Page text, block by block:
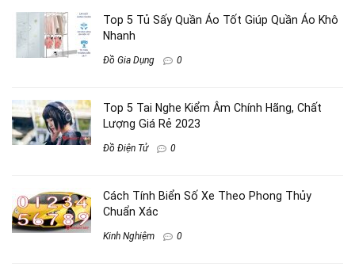
Top 5 Tủ Sấy Quần Áo Tốt Giúp Quần Áo Khô
Nhanh
Đồ Gia Dụng 0
Top 5 Tai Nghe Kiểm Âm Chính Hãng, Chất
Lượng Giá Rẻ 2023
Đồ Điện Tử 0
Cách Tính Biển Số Xe Theo Phong Thủy
Chuẩn Xác
Kinh Nghiệm 0